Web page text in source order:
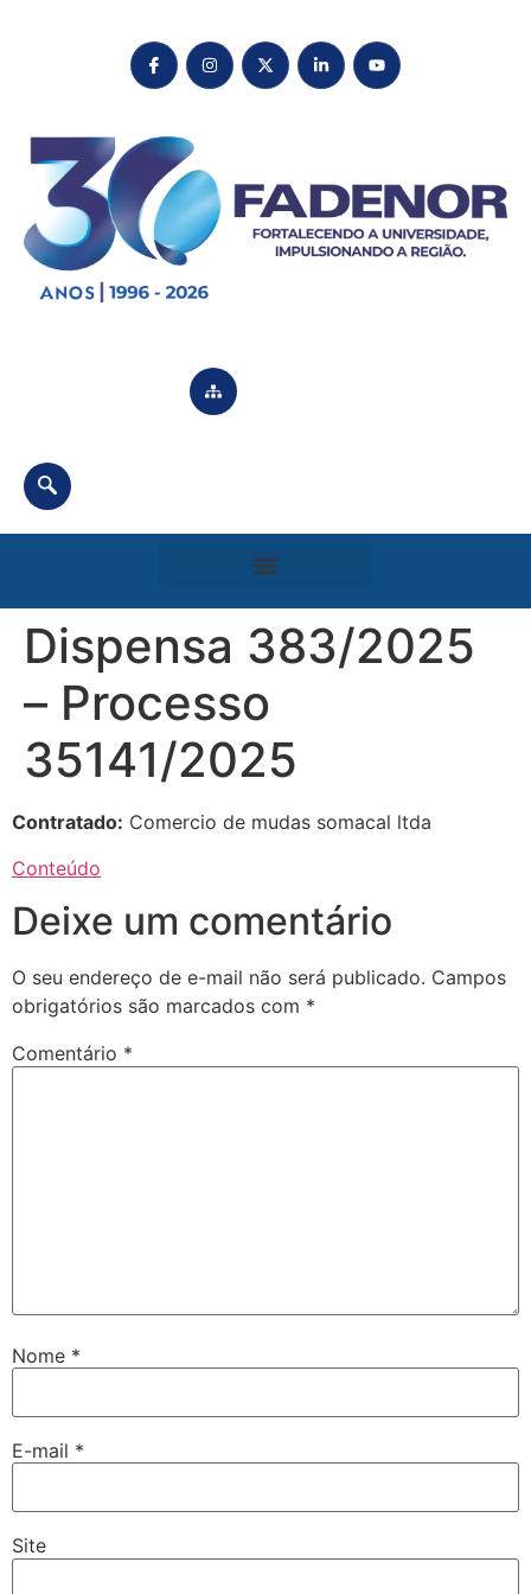
Dispensa 383/2025
– Processo
35141/2025
Contratado: Comercio de mudas somacal ltda
Conteúdo
Deixe um comentário
O seu endereço de e-mail não será publicado. Campos
obrigatórios são marcados com *
Comentário *
Nome *
E-mail *
Site